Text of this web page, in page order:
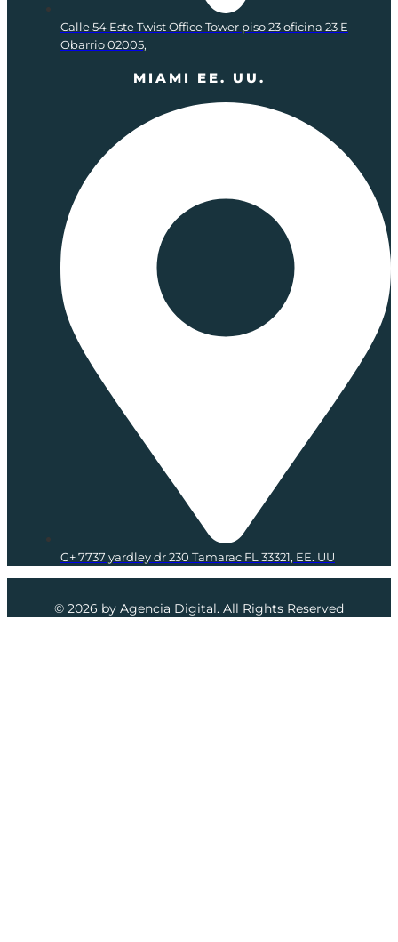
Calle 54 Este Twist Office Tower piso 23 oficina 23 E
Obarrio 02005,
MIAMI EE. UU.
G+ 7737 yardley dr 230 Tamarac FL 33321, EE. UU
© 2026 by Agencia Digital. All Rights Reserved